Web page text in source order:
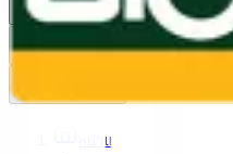
บัญชีของฉัน ตะกร้าสินค้า
Previous slide
หน้าแรก